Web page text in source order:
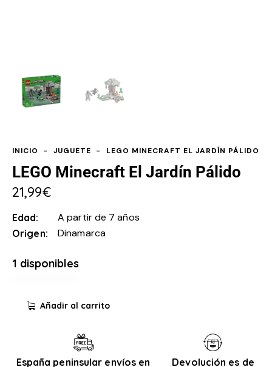
INICIO JUGUETE LEGO MINECRAFT EL JARDÍN PÁLIDO
LEGO Minecraft El Jardín Pálido
21,99€
Edad A partir de 7 años
Origen Dinamarca
1 disponibles
Añadir al carrito
España peninsular envíos en
Devolución es de